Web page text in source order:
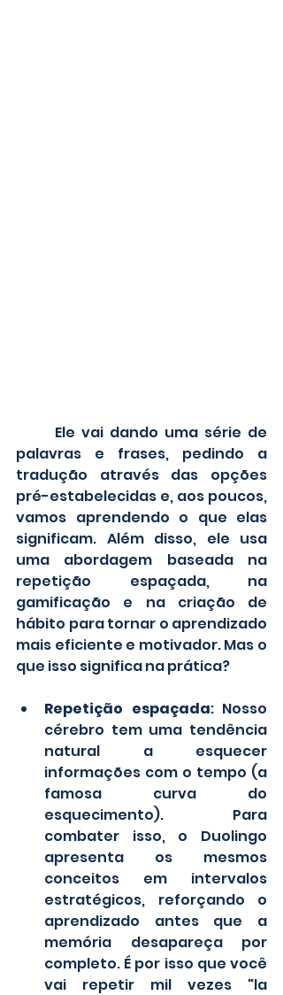
palavras e frases, pedindo a
tradução através das opções
pré-estabelecidas e, aos poucos,
vamos aprendendo o que elas
significam. Além disso, ele usa
uma abordagem baseada na
repetição espaçada, na
gamificação e na criação de
hábito para tornar o aprendizado
mais eficiente e motivador. Mas o
que isso significa na prática?
Repetição espaçada: Nosso
cérebro tem uma tendência
natural a esquecer
informações com o tempo (a
famosa curva do
esquecimento). Para
combater isso, o Duolingo
apresenta os mesmos
conceitos em intervalos
estratégicos, reforçando o
aprendizado antes que a
memória desapareça por
completo. É por isso que você
vai repetir mil vezes "la